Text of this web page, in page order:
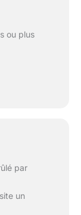
ou plus
par
un